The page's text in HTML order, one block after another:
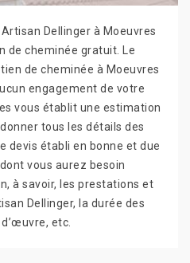
Artisan Dellinger à Moeuvres
de cheminée gratuit. Le
de cheminée à Moeuvres
engagement de votre
vous établit une estimation
tous les détails des
devis établi en bonne et due
vous aurez besoin
à savoir, les prestations et
Dellinger, la durée des
etc.